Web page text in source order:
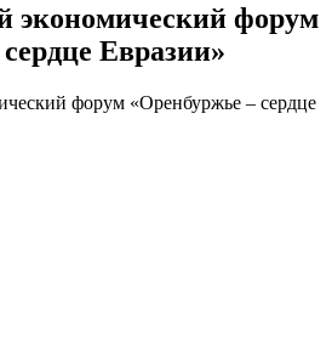
экономический форум
Евразии»
форум «Оренбуржье – сердце